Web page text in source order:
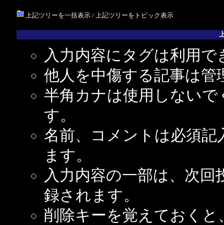
上記ツリーを一括表示/ 上記ツリーをトピック表示
入力内容にタグは利用で
他人を中傷する記事は管
半角カナは使用しない
す。
名前、コメントは必須
ます。
入力内容の一部は、次
録されます。
削除キーを覚えておく